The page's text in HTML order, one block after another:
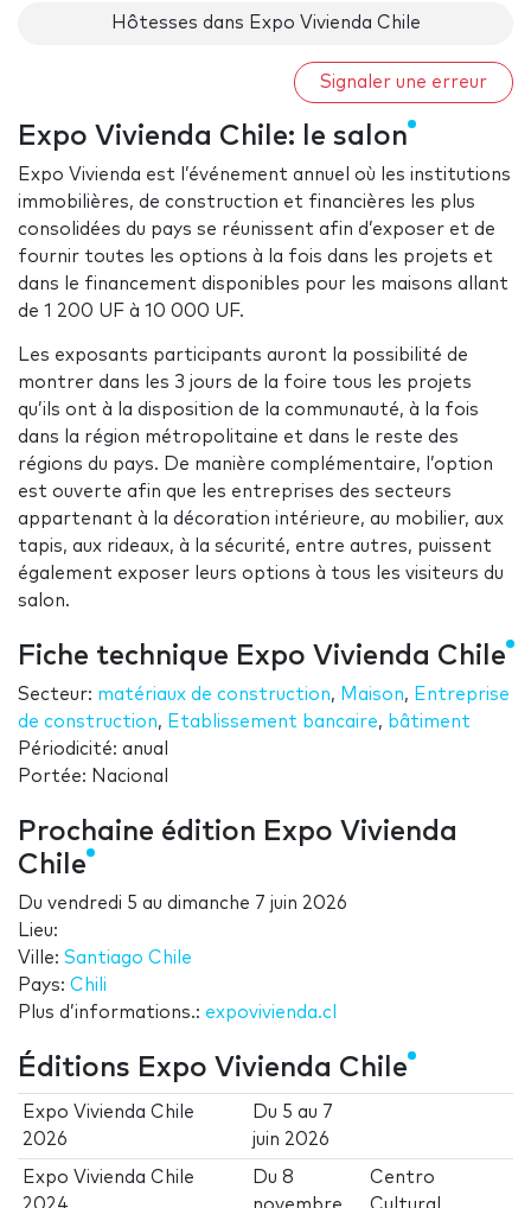
Hôtesses dans Expo Vivienda Chile
Signaler une erreur
Expo Vivienda Chile: le salon
Expo Vivienda est l’événement annuel où les institutions
immobilières, de construction et financières les plus
consolidées du pays se réunissent afin d’exposer et de
fournir toutes les options à la fois dans les projets et
dans le financement disponibles pour les maisons allant
de 1 200 UF à 10 000 UF.
Les exposants participants auront la possibilité de
montrer dans les 3 jours de la foire tous les projets
qu’ils ont à la disposition de la communauté, à la fois
dans la région métropolitaine et dans le reste des
régions du pays. De manière complémentaire, l’option
est ouverte afin que les entreprises des secteurs
appartenant à la décoration intérieure, au mobilier, aux
tapis, aux rideaux, à la sécurité, entre autres, puissent
également exposer leurs options à tous les visiteurs du
salon.
Fiche technique Expo Vivienda Chile
Secteur: matériaux de construction, Maison, Entreprise
de construction, Etablissement bancaire, bâtiment
Périodicité: anual
Portée: Nacional
Prochaine édition Expo Vivienda
Chile
Du vendredi 5 au dimanche 7 juin 2026
Lieu:
Ville: Santiago Chile
Pays: Chili
Plus d’informations.: expovivienda.cl
Éditions Expo Vivienda Chile
Expo Vivienda Chile
2026
Du 5 au 7
juin 2026
Expo Vivienda Chile
Du8
Centro